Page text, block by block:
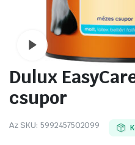
Dulux
csupor
Az SKU: 5992457502099